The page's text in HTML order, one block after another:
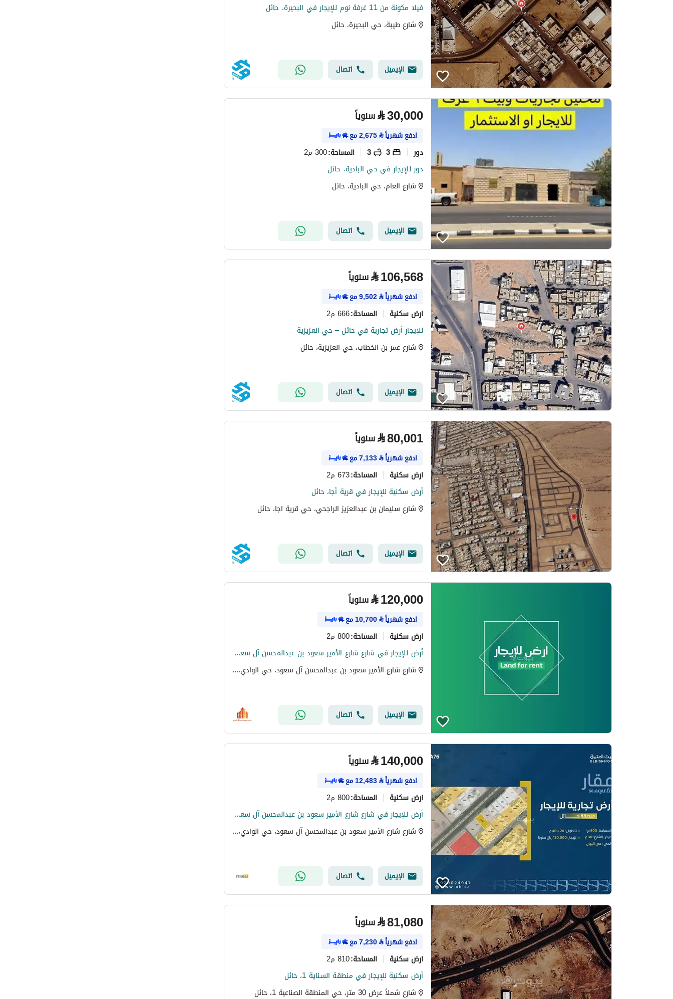
فيلا مكونة من 11 غرفة نوم للإيجار في البحيرة، حائل
شارع طيبة، حي البحيرة، حائل
الإيميل اتصال
⃁30,000 سنوياً
ادفع شهرياً⃁
2,675مع
دور 3
3 المساحة:300 م2
دور للإيجار في حي البادية، حائل
شارع العام، حي البادية، حائل
الإيميل اتصال
⃁106,568 سنوياً
ادفع شهرياً⃁
9,502مع
ارض سكنية المساحة:666 م2
للإيجار أرض تجارية في حائل – حي العزيزية
شارع عمر بن الخطاب، حي العزيزية، حائل
الإيميل اتصال
⃁80,001 سنوياً
ادفع شهرياً⃁
7,133مع
ارض سكنية المساحة:673 م2
أرض سكنية للإيجار في قرية أجا، حائل
شارع سليمان بن عبدالعزيز الراجحي، حي قرية اجا، حائل
الإيميل اتصال
⃁120,000 سنوياً
ادفع شهرياً⃁
10,700مع
ارض سكنية المساحة:800 م2
أرض للإيجار في شارع شارع الأمير سعود بن عبدالمحسن آل سعود, حي الوادي, مدينة حائل, منطقة حائل
شارع شارع الأمير سعود بن عبدالمحسن آل سعود، حي الوادي، حي مريفق، حائل
الإيميل اتصال
⃁140,000 سنوياً
ادفع شهرياً⃁
12,483مع
ارض سكنية المساحة:800 م2
أرض للإيجار في شارع شارع الأمير سعود بن عبدالمحسن آل سعود, حي الوادي, مدينة حائل, منطقة حائل
شارع شارع الأمير سعود بن عبدالمحسن آل سعود، حي الوادي، حي مريفق، حائل
الإيميل اتصال
⃁81,080 سنوياً
ادفع شهرياً⃁
7,230مع
ارض سكنية المساحة:810 م2
أرض سكنية للإيجار في منطقة السناية 1، حائل
شارع شملاً عرض 30 متر، حي المنطقة الصناعية 1، حائل